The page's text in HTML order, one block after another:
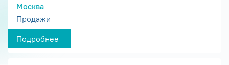
Москва
Продажи
Подробнее